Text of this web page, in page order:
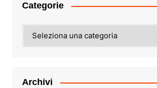
Categorie
Archivi